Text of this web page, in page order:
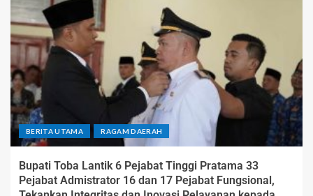
BERITA UTAMA RAGAM DAERAH
Bupati Toba Lantik 6 Pejabat Tinggi Pratama 33
Pejabat Admistrator 16 dan 17 Pejabat Fungsional,